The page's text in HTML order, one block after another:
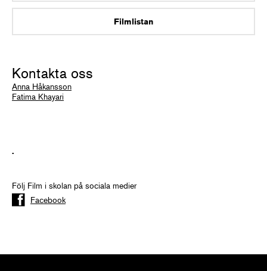
Filmlistan
Kontakta oss
Anna Håkansson
Fatima Khayari
.
Följ Film i skolan på sociala medier
Facebook